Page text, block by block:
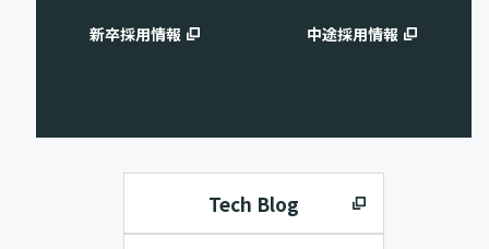
新卒採用情報 中途採用情報
Tech Blog